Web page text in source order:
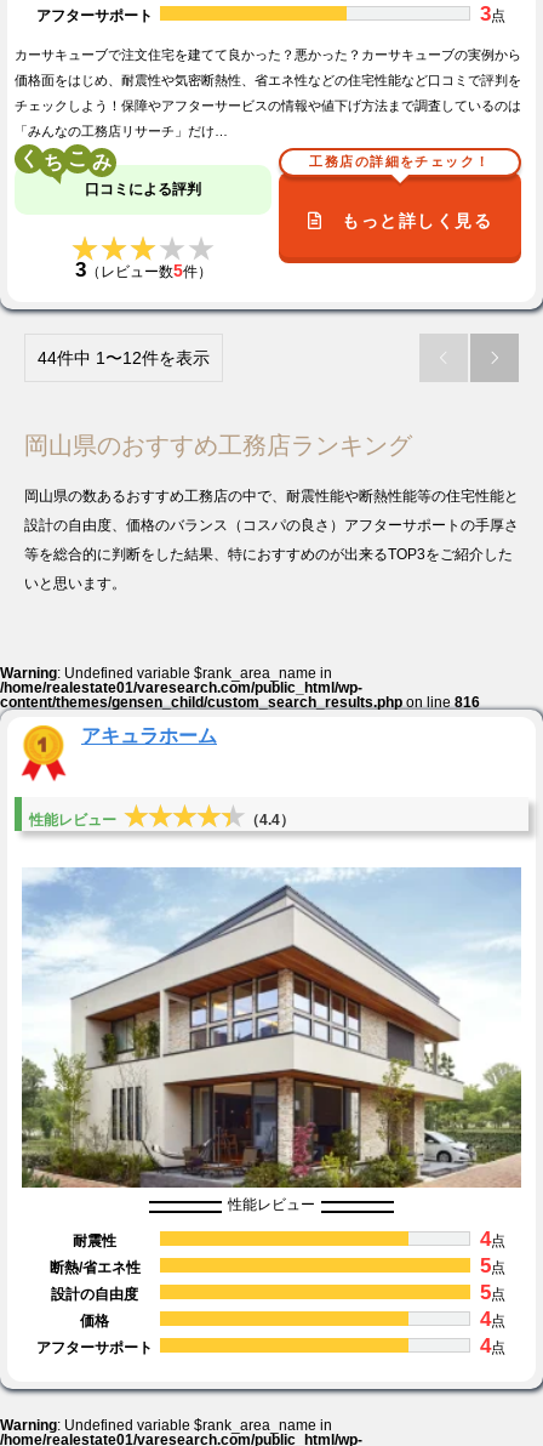
アフターサポート
3点
カーサキューブで注文住宅を建てて良かった？悪かった？カーサキューブの実例から
価格面をはじめ、耐震性や気密断熱性、省エネ性などの住宅性能など口コミで評判を
チェックしよう！保障やアフターサービスの情報や値下げ方法まで調査しているのは
「みんなの工務店リサーチ」だけ…
く こ
口コミによる評判
★★★★★
★★★★★
3（レビュー数5件）
工務店の詳細をチェック！
もっと詳しく見る
44件中 1〜12件を表示  
岡山県のおすすめ工務店ランキング
岡山県の数あるおすすめ工務店の中で、耐震性能や断熱性能等の住宅性能と
設計の自由度、価格のバランス（コスパの良さ）アフターサポートの手厚さ
等を総合的に判断をした結果、特におすすめのが出来るTOP3をご紹介した
いと思います。
Warning: Undefined variable $rank_area_name in
/home/realestate01/varesearch.com/public_html/wp-
content/themes/gensen_child/custom_search_results.phpon line816
アキュラホーム
性能レビュー ★★★★★
★★★★★ （4.4）
性能レビュー
耐震性 4点
断熱/省エネ性
5点
設計の自由度
5点
価格
4点
アフターサポート
4点
Warning: Undefined variable $rank_area_name in
/home/realestate01/varesearch.com/public_html/wp-